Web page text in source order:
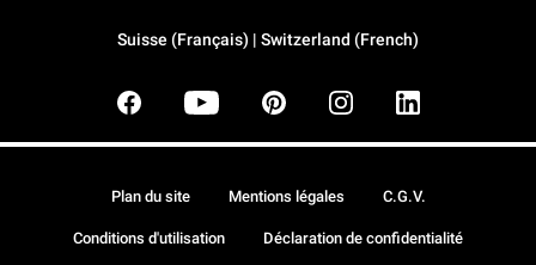
Suisse (Français) | Switzerland (French)
Plan du site Mentions légales C.G.V.
Conditions d'utilisation Déclaration de confidentialité